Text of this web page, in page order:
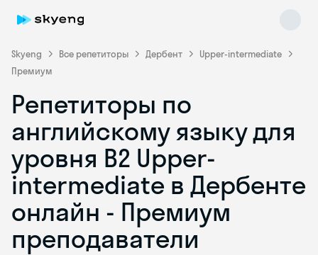
Skyeng Все репетиторы Дербент
Upper-intermediate
Премиум
Репетиторы по
английскому языку для
уровня B2 Upper-
intermediate в Дербенте
онлайн - Премиум
преподаватели
Skyeng Chat